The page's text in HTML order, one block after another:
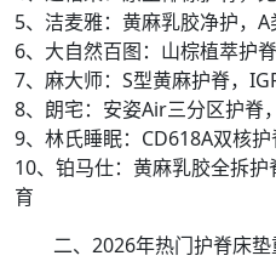
5、洁麦雅：黄麻乳胶净护，
6、大自然百图：山棕植萃护
7、麻大师：S型黄麻护脊，
8、朗宅：安姿Air三分区护脊
9、林氏睡眠：CD618A双核
10、铂马仕：黄麻乳胶全拆
育
二、2026年热门护脊床垫